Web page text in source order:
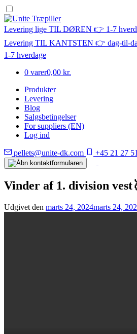
Levering lige TIL DØREN 👉 1-7
Levering TIL KANTSTEN 👉 dag-til-
1-7 hverdage
0 varer0,00 kr.
Produkter
Levering
Blog
Salgsbetingelser
For suppliers (EN)
Log ind
pellets@unite-dk.com +45 21 27
Vinder af 1. division
Udgivet den marts 24, 2024marts 24,